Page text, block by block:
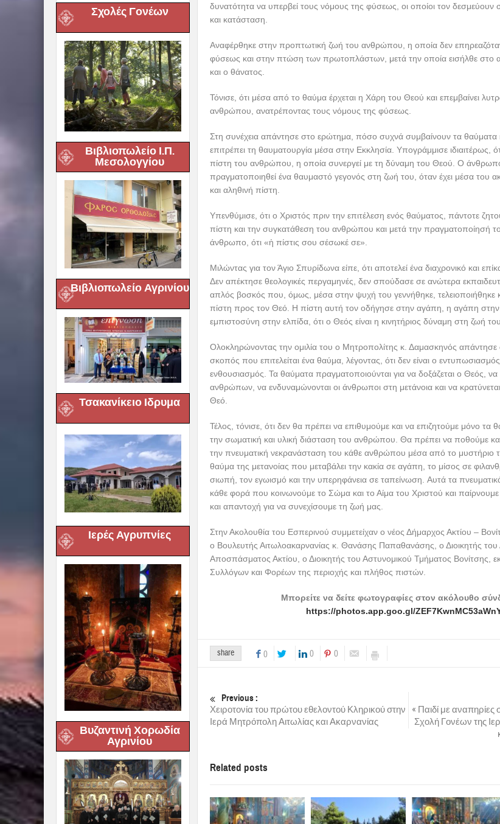
Σχολές Γονέων
Βιβλιοπωλείο Ι.Π.
Μεσολογγίου
Βιβλιοπωλείο Αγρινίου
Τσακανίκειο Ιδρυμα
Ιερές Αγρυπνίες
Βυζαντινή Χορωδία
Αγρινίου
δυνατότητα να υπερβεί τους νόμους της φύσεως, οι οποίοι τον δεσμεύουν
και κατάσταση.
Αναφέρθηκε στην προπτωτική ζωή του ανθρώπου, η οποία δεν
φύσεως και στην πτώση των πρωτοπλάστων, μετά την οποία εισήλθε στο
και ο θάνατος.
Τόνισε, ότι μέσα από το θαύμα έρχεται η Χάρη του Θεού και επεμβαίνει
ανθρώπου, ανατρέποντας τους νόμους της φύσεως.
Στη συνέχεια απάντησε στο ερώτημα, πόσο συχνά συμβαίνουν τα θαύματα
επιτρέπει τη θαυματουργία μέσα στην Εκκλησία. Υπογράμμισε ιδιαιτέρως,
πίστη του ανθρώπου, η οποία συνεργεί με τη δύναμη του Θεού. Ο άνθρωπος
πραγματοποιηθεί ένα θαυμαστό γεγονός στη ζωή του, όταν έχει μέσα του
και αληθινή πίστη.
Υπενθύμισε, ότι ο Χριστός πριν την επιτέλεση ενός θαύματος, πάντοτε
πίστη και την συγκατάθεση του ανθρώπου και μετά την πραγματοποίησή
άνθρωπο, ότι «ἡ πίστις σου σέσωκέ σε».
Μιλώντας για τον Άγιο Σπυρίδωνα είπε, ότι αποτελεί ένα διαχρονικό και
Δεν απέκτησε θεολογικές περγαμηνές, δεν σπούδασε σε ανώτερα
απλός βοσκός που, όμως, μέσα στην ψυχή του γεννήθηκε, τελειοποιήθηκε
πίστη προς τον Θεό. Η πίστη αυτή τον οδήγησε στην αγάπη, η αγάπη στην
εμπιστοσύνη στην ελπίδα, ότι ο Θεός είναι η κινητήριος δύναμη στη ζωή του.
Ολοκληρώνοντας την ομιλία του ο Μητροπολίτης κ. Δαμασκηνός απάντησε
σκοπός που επιτελείται ένα θαύμα, λέγοντας, ότι δεν είναι ο
ενθουσιασμός. Τα θαύματα πραγματοποιούνται για να δοξάζεται ο Θεός, να
ανθρώπων, να ενδυναμώνονται οι άνθρωποι στη μετάνοια και να
Θεό.
Τέλος, τόνισε, ότι δεν θα πρέπει να επιθυμούμε και να επιζητούμε μόνο τα
την σωματική και υλική διάσταση του ανθρώπου. Θα πρέπει να ποθούμε
την πνευματική νεκρανάσταση του κάθε ανθρώπου μέσα από το μυστήριο
θαύμα της μετανοίας που μεταβάλει την κακία σε αγάπη, το μίσος σε
σιωπή, τον εγωισμό και την υπερηφάνεια σε ταπείνωση. Αυτά τα
κάθε φορά που κοινωνούμε το Σώμα και το Αίμα του Χριστού και
και απαντοχή για να συνεχίσουμε τη ζωή μας.
Στην Ακολουθία του Εσπερινού συμμετείχαν ο νέος Δήμαρχος Ακτίου –
ο Βουλευτής Αιτωλοακαρνανίας κ. Θανάσης Παπαθανάσης, ο Διοικητής του
Αποσπάσματος Ακτίου, ο Διοικητής του Αστυνομικού Τμήματος Βονίτσης,
Συλλόγων και Φορέων της περιοχής και πλήθος πιστών.
Μπορείτε να δείτε φωτογραφίες στον ακόλουθο
https://photos.app.goo.gl/
share 0 0 0
Previous :
Χειροτονία του πρώτου εθελοντού Κληρικού στην
Ιερά Μητρόπολη Αιτωλίας και Ακαρνανίας
« Παιδί με αναπηρίες
Σχολή Γονέων της
Related posts